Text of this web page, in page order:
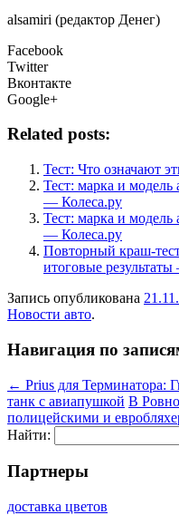
alsamiri (редактор Денег)
Facebook
Twitter
Вконтакте
Google+
Related posts:
Тест: Что означают
Тест: марка и
— Колеса.ру
Тест: марка и
— Колеса.ру
Повторный краш-
итоговые
Запись опубликована
Новости авто.
Навигация по
← Prius для Терминатора:
танк с авиапушкой В
полицейскими и
Найти:
Партнеры
доставка цветов